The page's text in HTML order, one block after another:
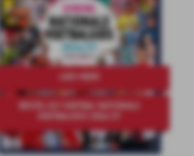
BESTEL ELF VOETBAL NATIONALE